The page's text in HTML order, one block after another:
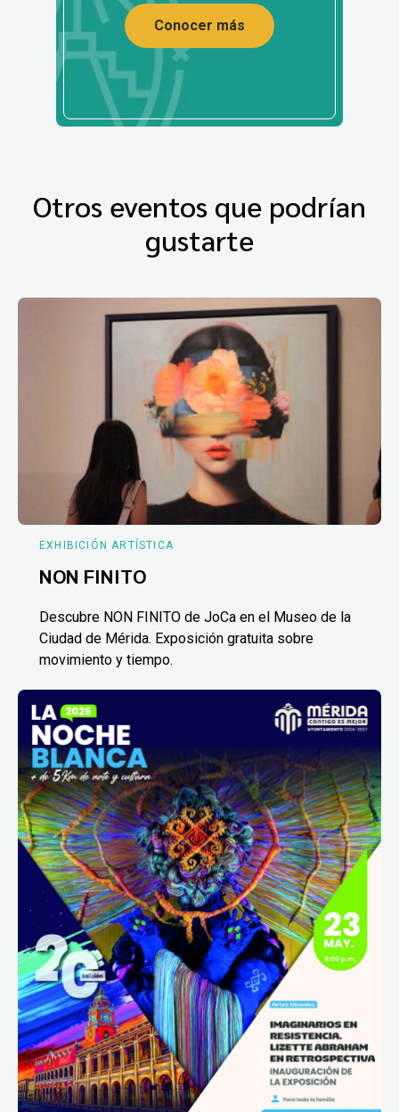
Conocer más
Otros eventos que podrían
gustarte
EXHIBICIÓN ARTÍSTICA
NON FINITO
Descubre NON FINITO de JoCa en el Museo de la
Ciudad de Mérida. Exposición gratuita sobre
movimiento y tiempo.